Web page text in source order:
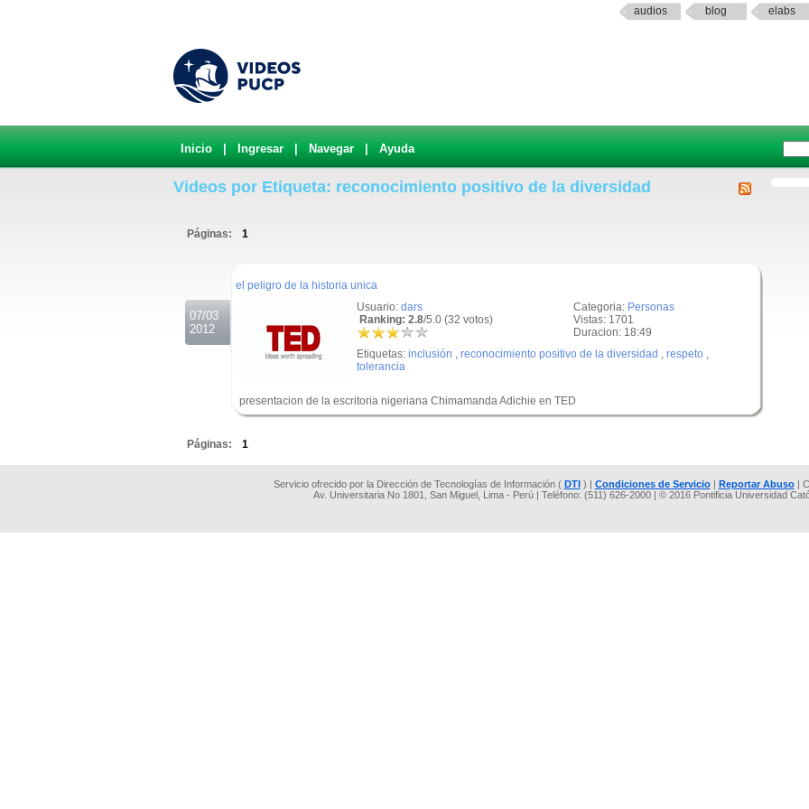
audios blog elabs
Inicio Ingresar Navegar Ayuda
Videos por Etiqueta: reconocimiento positivo de la diversidad
Páginas: 1
07/03
2012
el peligro de la historia unica
Categoria: Personas
Vistas: 1701
Duracion: 18:49
Usuario: dars
Ranking: 2.8/5.0 (32 votos)
Etiquetas: inclusión , reconocimiento positivo de la diversidad , respeto ,
tolerancia
presentacion de la escritoria nigeriana Chimamanda Adichie en TED
Páginas: 1
Servicio ofrecido por la Dirección de Tecnologías de Información ( DTI) | Condiciones de Servicio| Reportar Abuso|
Av. Universitaria No 1801, San Miguel, Lima - Perú | Teléfono: (511) 626-2000 | © 2016 Pontificia Universidad